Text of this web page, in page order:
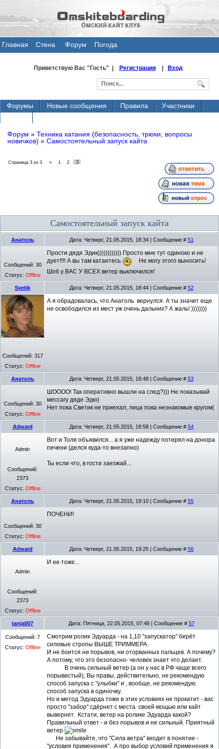
Главная
Стена
Форум Погода
Приветствую Вас"Гость" | Регистрация| Вход
Форумы Новые сообщения Правила
Участники
Форум » Техника катания (безопасность, трюки, вопросы
новичков) » Самостоятельный запуск кайта
Страница 3 из 3 « 1 2 3
Самостоятельный запуск кайта
Анатоль Дата: Четверг, 21.05.2015, 18:34 | Сообщение # 51
Сообщений: 30
Статус: Offline
Прости дядя Эдик)))))))))))) Просто мне тут одиноко и не
дует!!!! А вы там катаетесь
Не могу этого выносить!
Шоб у ВАС У ВСЕХ ветер выключился!
Svetik Дата: Четверг, 21.05.2015, 18:44 | Сообщение # 52
Сообщений: 317
Статус: Offline
А я обрадовалась, что Анатоль вернулся. А ты значит еще
не освободился из мест уж очень дальних? А жаль! ))))))))
Анатоль Дата: Четверг, 21.05.2015, 18:48 | Сообщение # 53
Сообщений: 30
Статус: Offline
ШОООО! Так оперативно вышли на след?))) Не показывай
мессагу дяде Эдю)
Нет пока Светик не приехал, лица пока незнакомые кругом(
Adward Дата: Четверг, 21.05.2015, 18:58 | Сообщение # 54
Admin
Сообщений:
2373
Статус: Offline
Вот и Толя объявился... а я уже надежду потерял на донора
печени (делся куда-то внезапно)
Ты если что, в гости заезжай...
Анатоль Дата: Четверг, 21.05.2015, 19:10 | Сообщение # 55
Сообщений: 30
Статус: Offline
ПОЧЕНИ!
Adward Дата: Четверг, 21.05.2015, 19:25 | Сообщение # 56
Admin
Сообщений:
2373
Статус: Offline
И ее тоже...
tania007 Дата: Пятница, 22.05.2015, 07:46 | Сообщение # 57
Сообщений: 7
Статус: Offline
Смотрим ролик Эдуарда - на 1,10 "запускатор" берёт
силовые стропы ВЫШЕ ТРИММЕРА.
И не боится ни порывов, ни оторванных пальцев. А почему?
А потому, что это безопасно- человек знает что делает.
В очень сильный ветер (а он у нас в РФ чаще всего
порывистый), Вы правы, действительно, не рекомендую
способ запуска с "улыбки" и , вообще, не рекомендую
способ запуска в одиночку.
Но и метод Эдуарда тоже в этих условиях не прокатит - вас
просто "забор" сдёрнет с места своей мощью или кайт
вывернет. Кстати, ветер на ролике Эдуарда какой?
Правильный ответ - и без порывов и не сильный. Приятный
ветер
Не забывайте, что "Сила ветра" входит в понятие -
"условия применения". А про выбор условий применения я